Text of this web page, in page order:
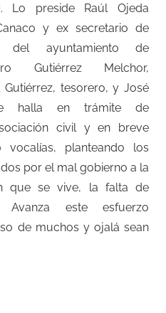
Lo preside Raúl Ojeda
y ex secretario de
del ayuntamiento de
Gutiérrez Melchor,
tesorero, y José
halla en trámite de
civil y en breve
planteando los
por el mal gobierno a la
que se vive, la falta de
Avanza este esfuerzo
de muchos y ojalá sean